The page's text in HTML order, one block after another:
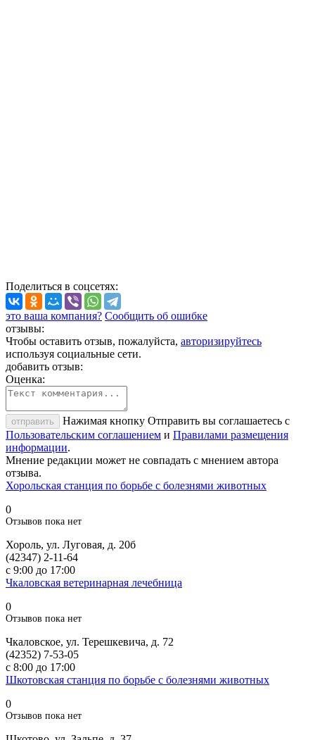
Поделиться в соцсетях:
это ваша компания? Сообщить об ошибке
отзывы:
Чтобы оставить отзыв, пожалуйста, авторизируйтесь
используя социальные сети.
добавить отзыв:
Оценка:
отправить
Нажимая кнопку Отправить вы соглашаетесь с
Пользовательским соглашением и Правилами размещения
информации.
Мнение редакции может не совпадать с мнением автора
отзыва.
Хорольская станция по борьбе с болезнями животных
0
Отзывов пока нет
Хороль, ул. Луговая, д. 20б
(42347) 2-11-64
с 9:00 до 17:00
Чкаловская ветеринарная лечебница
0
Отзывов пока нет
Чкаловское, ул. Терешкевича, д. 72
(42352) 7-53-05
с 8:00 до 17:00
Шкотовская станция по борьбе с болезнями животных
0
Отзывов пока нет